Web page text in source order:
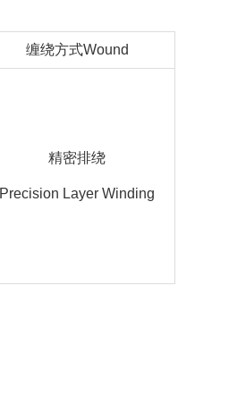
缠绕方式Wound
精密排绕
Precision Layer Winding